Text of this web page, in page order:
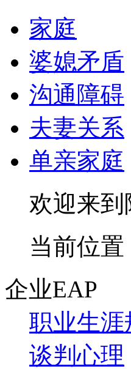
家庭
婆媳矛盾
沟通障碍
夫妻关系
单亲家庭
欢迎来
当前位置
企业EAP
职业生涯
谈判心理